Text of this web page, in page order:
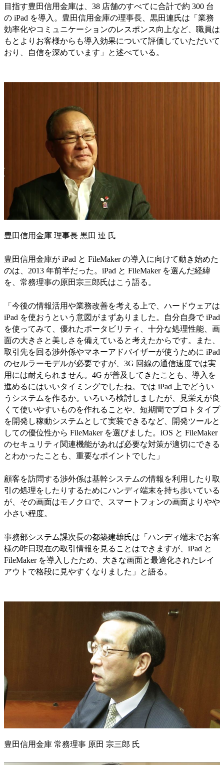
目指す豊田信用金庫は、38 店舗のすべてに合計で約 300 台
の iPad を導入。豊田信用金庫の理事長、黒田連氏は「業務
効率化やコミュニケーションのレスポンス向上など、職員は
もとよりお客様からも導入効果について評価していただいて
おり、自信を深めています」と述べている。
豊田信用金庫 理事長 黒田 連 氏
豊田信用金庫が iPad と FileMaker の導入に向けて動き始めた
のは、2013 年前半だった。iPad と FileMaker を選んだ経緯
を、常務理事の原田宗三郎氏はこう語る。
「今後の情報活用や業務改善を考える上で、ハードウェアは
iPad を使おうという意図がまずありました。自分自身で iPad
を使ってみて、優れたポータビリティ、十分な処理性能、画
面の大きさと美しさを備えていると考えたからです。また、
取引先を回る渉外係やマネーアドバイザーが使うために iPad
のセルラーモデルが必要ですが、3G 回線の通信速度では実
用には耐えられません。4G が普及してきたことも、導入を
進めるにはいいタイミングでしたね。では iPad 上でどうい
うシステムを作るか。いろいろ検討しましたが、見栄えが良
くて使いやすいものを作れることや、短期間でプロトタイプ
を開発し稼動システムとして実装できるなど、開発ツールと
しての優位性から FileMaker を選びました。iOS と FileMaker
のセキュリティ関連機能があれば必要な対策が適切にできる
とわかったことも、重要なポイントでした」
顧客を訪問する渉外係は基幹システムの情報を利用したり取
引の処理をしたりするためにハンディ端末を持ち歩いている
が、その画面はモノクロで、スマートフォンの画面よりやや
小さい程度。
事務部システム課次長の都築建雄氏は「ハンディ端末でお客
様の昨日現在の取引情報を見ることはできますが、iPad と
FileMaker を導入したため、大きな画面と最適化されたレイ
アウトで格段に見やすくなりました」と語る。
豊田信用金庫 常務理事 原田 宗三郎 氏